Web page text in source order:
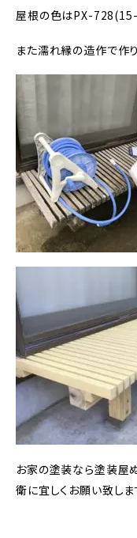
屋根の色はPX-
また濡れ縁の造作で作
お家の塗装なら塗装屋
衛に宜しくお願い致しま